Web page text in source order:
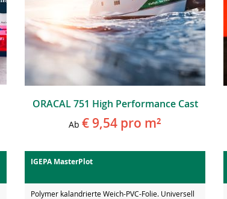
ORACAL 751 High Performance Cast
Ab € 9,54 pro m²
IGEPA MasterPlot
Polymer kalandrierte Weich-PVC-Folie. Universell